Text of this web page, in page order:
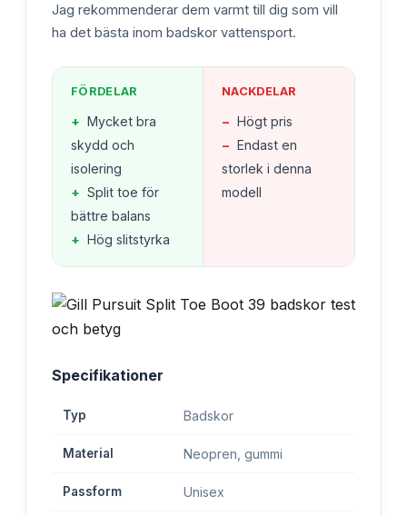
Jag rekommenderar dem varmt till dig som vill
ha det bästa inom badskor vattensport.
FÖRDELAR
+ Mycket bra
skydd och
isolering
+ Split toe för
bättre balans
+ Hög slitstyrka
NACKDELAR
− Högt pris
− Endast en
storlek i denna
modell
Specifikationer
Typ Badskor
Material Neopren, gummi
Passform Unisex